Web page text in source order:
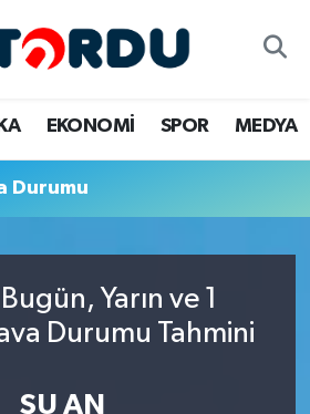
EKONOMİ SPOR MEDYA
Durumu
Yarın ve 1
Durumu Tahmini
ŞU AN
Durumu ve Fikstür